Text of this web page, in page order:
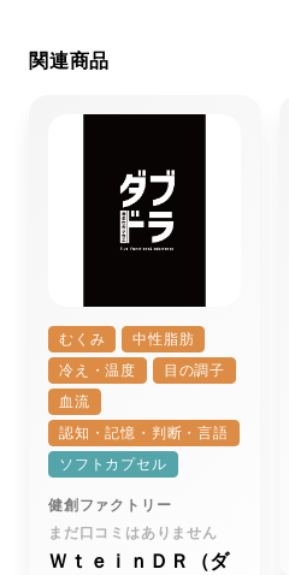
関連商品
むくみ
中性脂肪
冷え・温度
目の調子
血流
認知・記憶・判断・言語
ソフトカプセル
健創ファクトリー
まだ口コミはありません
ＷｔｅｉｎＤＲ（ダ